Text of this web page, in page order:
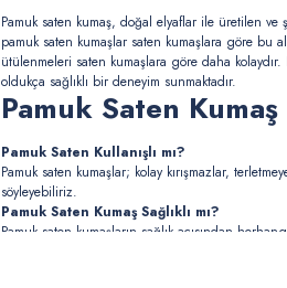
Pamuk saten kumaş, doğal elyaflar ile üretilen ve
pamuk saten kumaşlar saten kumaşlara göre bu
ütülenmeleri saten kumaşlara göre daha kolaydır.
oldukça sağlıklı bir deneyim sunmaktadır.
Pamuk Saten
Pamuk Saten Kullanışlı mı?
Pamuk saten kumaşlar; kolay kırışmazlar,
söyleyebiliriz.
Pamuk Saten Kumaş Sağlıklı mı?
Pamuk saten kumaşların sağlık açısından